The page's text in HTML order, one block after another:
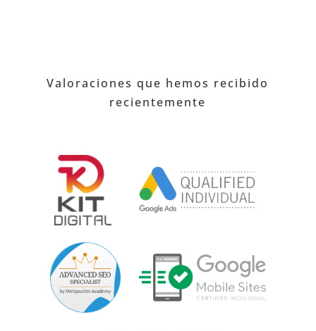
Valoraciones que hemos recibido
recientemente